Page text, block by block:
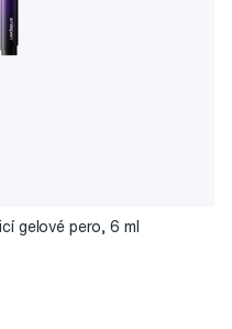
gelové pero, 6 ml